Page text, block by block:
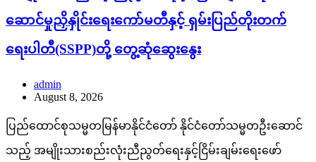
ဆောင်မှုညှိနှိုင်းရေးကော်မတီနှင့် ရှမ်းပြည်တိုးတက်
ရေးပါတီ(SSPP)တို့ တွေ့ဆုံဆွေးနွေး
admin
August 8, 2026
ပြည်ထောင်စုသမ္မတမြန်မာနိုင်ငံတော် နိုင်ငံတော်သမ္မတဦးဆောင်
သည့် အမျိုးသားစည်းလုံးညီညွတ်ရေးနှင့်ငြိမ်းချမ်းရေးဖော်